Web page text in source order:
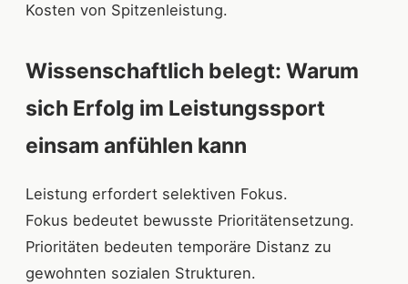
Kosten von Spitzenleistung.
Wissenschaftlich belegt: Warum
sich Erfolg im Leistungssport
einsam anfühlen kann
Leistung erfordert selektiven Fokus.
Fokus bedeutet bewusste Prioritätensetzung.
Prioritäten bedeuten temporäre Distanz zu
gewohnten sozialen Strukturen.